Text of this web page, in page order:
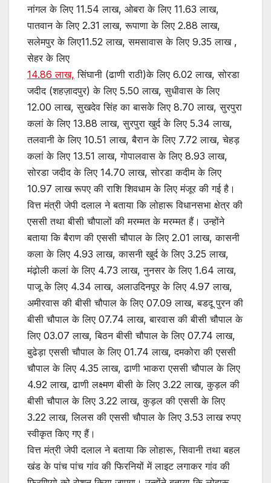
नांगल के लिए 11.54 लाख, ओबरा के लिए 11.63 लाख,
पातवान के लिए 2.31 लाख, रूपाणा के लिए 2.88 लाख,
सलेमपुर के लिए11.52 लाख, समसावास के लिए 9.35 लाख ,
सेहर के लिए
14.86 लाख, सिंघानी (ढाणी राठी)के लिए 6.02 लाख, सोरडा
जदीद (शहज़ादपुर) के लिए 5.50 लाख, सुधीवास के लिए
12.00 लाख, सुखदेव सिंह का बासके लिए 8.70 लाख, सुरपुरा
कलां के लिए 13.88 लाख, सुरपुरा खुर्द के लिए 5.34 लाख,
तलवानी के लिए 10.51 लाख, बैरान के लिए 7.72 लाख, चेहड़
कलां के लिए 13.51 लाख, गोपालवास के लिए 8.93 लाख,
सोरडा जदीद के लिए 14.70 लाख, सोरडा कदीम के लिए
10.97 लाख रूपए की राशि शिवधाम के लिए मंजूर की गई है।
वित्त मंत्री जेपी दलाल ने बताया कि लोहारू विधानसभा क्षेत्र की
एससी तथा बीसी चौपालों की मरम्मत के मरम्मत हैं। उन्होंने
बताया कि बैराण की एससी चौपाल के लिए 2.01 लाख, कासनी
कला के लिए 4.93 लाख, कासनी खुर्द के लिए 3.25 लाख,
मंढ़ोली कलां के लिए 4.73 लाख, नुनसर के लिए 1.64 लाख,
पाजू के लिए 4.34 लाख, अलाउदिनपूर के लिए 4.97 लाख,
अमीरवास की बीसी चौपाल के लिए 07.09 लाख, बडदू पुरन की
बीसी चौपाल के लिए 07.74 लाख, बारवास की बीसी चौपाल के
लिए 03.07 लाख, बिठन बीसी चौपाल के लिए 07.74 लाख,
बुढेड़ा एससी चौपाल के लिए 01.74 लाख, दमकोरा की एससी
चौपाल के लिए 4.35 लाख, ढाणी भाकरा एससी चौपाल के लिए
4.92 लाख, ढाणी लक्ष्मण बीसी के लिए 3.22 लाख, कुड़ल की
बीसी चौपाल के लिए 3.22 लाख, कुड़ल की एससी के लिए
3.22 लाख, लिलस की एससी चौपाल के लिए 3.53 लाख रुपए
स्वीकृत किए गए हैं।
वित्त मंत्री जेपी दलाल ने बताया कि लोहारू, सिवानी तथा बहल
खंड के पांच पांच गांव की फिरनियों में लाइट लगाकर गांव की